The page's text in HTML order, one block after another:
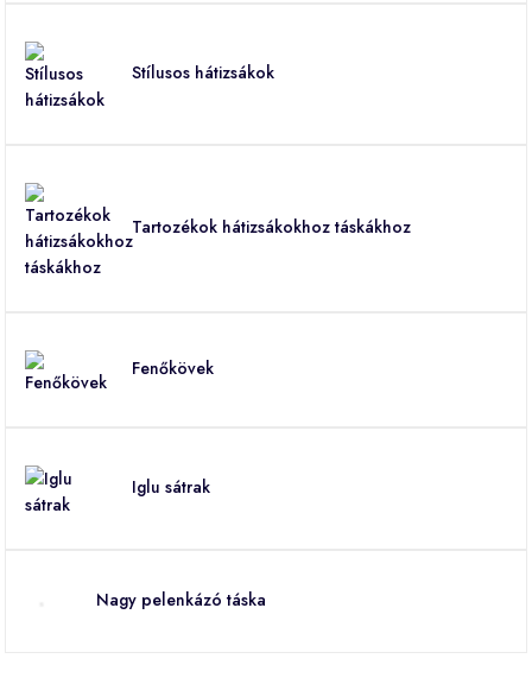
Stílusos hátizsákok
Tartozékok hátizsákokhoz táskákhoz
Fenőkövek
Iglu sátrak
Nagy pelenkázó táska